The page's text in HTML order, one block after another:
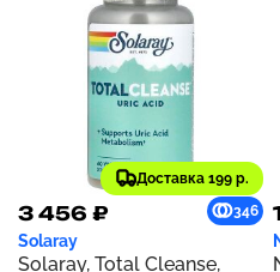
Доставка 199 р.
3 456 ₽ 346
Solaray
Solaray, Total Cleanse,